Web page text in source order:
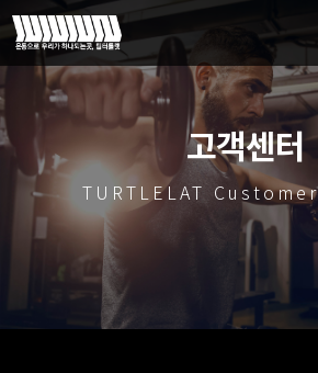
고객센터
TURTLELAT